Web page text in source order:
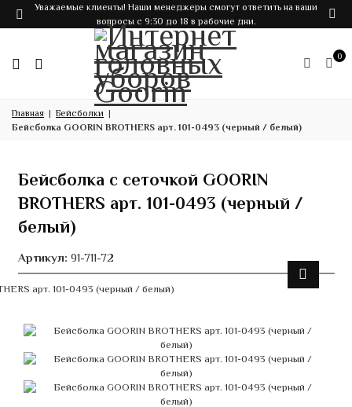
Уважаемые клиенты! Наши менеджеры смогут ответить на ваши
вопросы с 9:30 до 18 в рабочие дни.
0
Главная
Бейсболки
Бейсболка GOORIN BROTHERS арт. 101-0493 (черный / белый)
Бейсболка с сеточкой GOORIN
BROTHERS арт. 101-0493 (черный /
белый)
Артикул: 91-711-72